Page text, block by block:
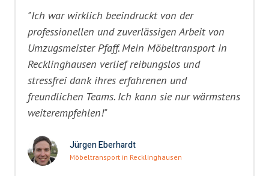
"Ich war wirklich beeindruckt von der
professionellen und zuverlässigen Arbeit von
Umzugsmeister Pfaff. Mein Möbeltransport in
Recklinghausen verlief reibungslos und
stressfrei dank ihres erfahrenen und
freundlichen Teams. Ich kann sie nur wärmstens
weiterempfehlen!"
Jürgen Eberhardt
Möbeltransport in Recklinghausen